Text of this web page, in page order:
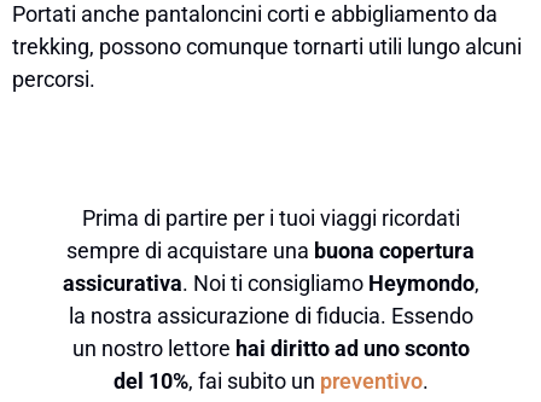
Portati anche pantaloncini corti e abbigliamento da
trekking, possono comunque tornarti utili lungo alcuni
percorsi.
Prima di partire per i tuoi viaggi ricordati
sempre di acquistare una buona copertura
assicurativa. Noi ti consigliamo Heymondo,
la nostra assicurazione di fiducia. Essendo
un nostro lettore hai diritto ad uno sconto
del 10%, fai subito un preventivo.